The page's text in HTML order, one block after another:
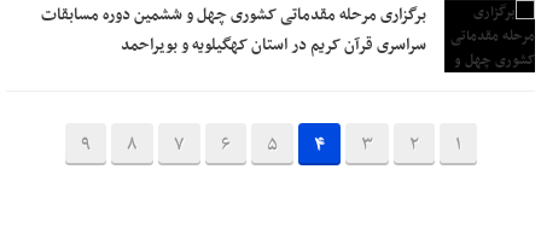
برگزاری مرحله مقدماتی کشوری چهل و ششمین دوره مسابقات
سراسری قرآن کریم در استان کهگیلویه و بویراحمد
1
2
3
4
5
6
7
8
9